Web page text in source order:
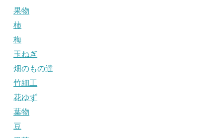
果物
柿
梅
玉ねぎ
畑のもの達
竹細工
花ゆず
葉物
豆